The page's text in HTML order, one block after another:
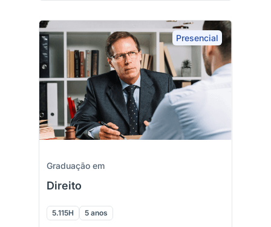
Presencial
Graduação em
Direito
5.115H 5 anos